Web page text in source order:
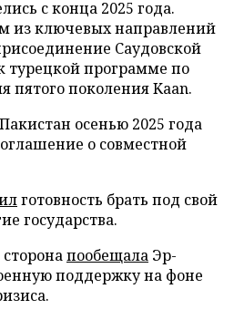
с конца 2025 года.
из ключевых направлений
Саудовской
турецкой программе по
пятого поколения Kaan.
осенью 2025 года
о совместной
готовность брать под свой
государства.
пообещала Эр-
поддержку на фоне